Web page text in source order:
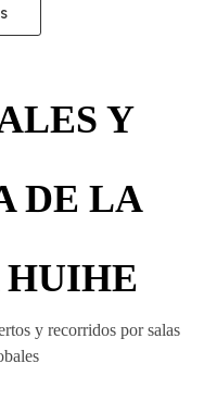
Y
DE LA
HUIHE
y recorridos por salas